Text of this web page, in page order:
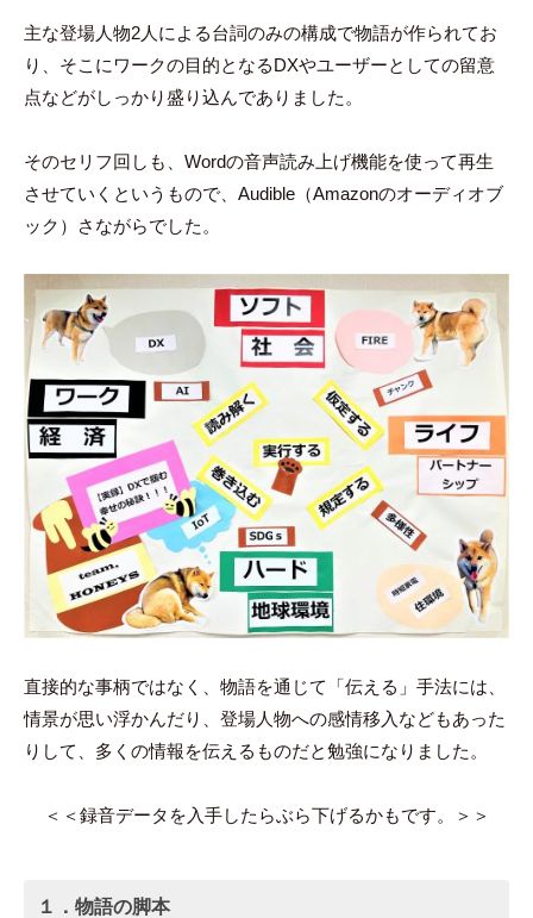
主な登場人物2人による台詞のみの構成で物語が作られてお
り、そこにワークの目的となるDXやユーザーとしての留意
点などがしっかり盛り込んでありました。
そのセリフ回しも、Wordの音声読み上げ機能を使って再生
させていくというもので、Audible（Amazonのオーディオブ
ック）さながらでした。
直接的な事柄ではなく、物語を通じて「伝える」手法には、
情景が思い浮かんだり、登場人物への感情移入などもあった
りして、多くの情報を伝えるものだと勉強になりました。
＜＜録音データを入手したらぶら下げるかもです。＞＞
１．物語の脚本